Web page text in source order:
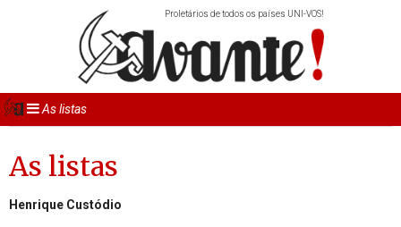
Proletários de todos os países UNI-VOS!
As listas
As listas
Henrique Custódio